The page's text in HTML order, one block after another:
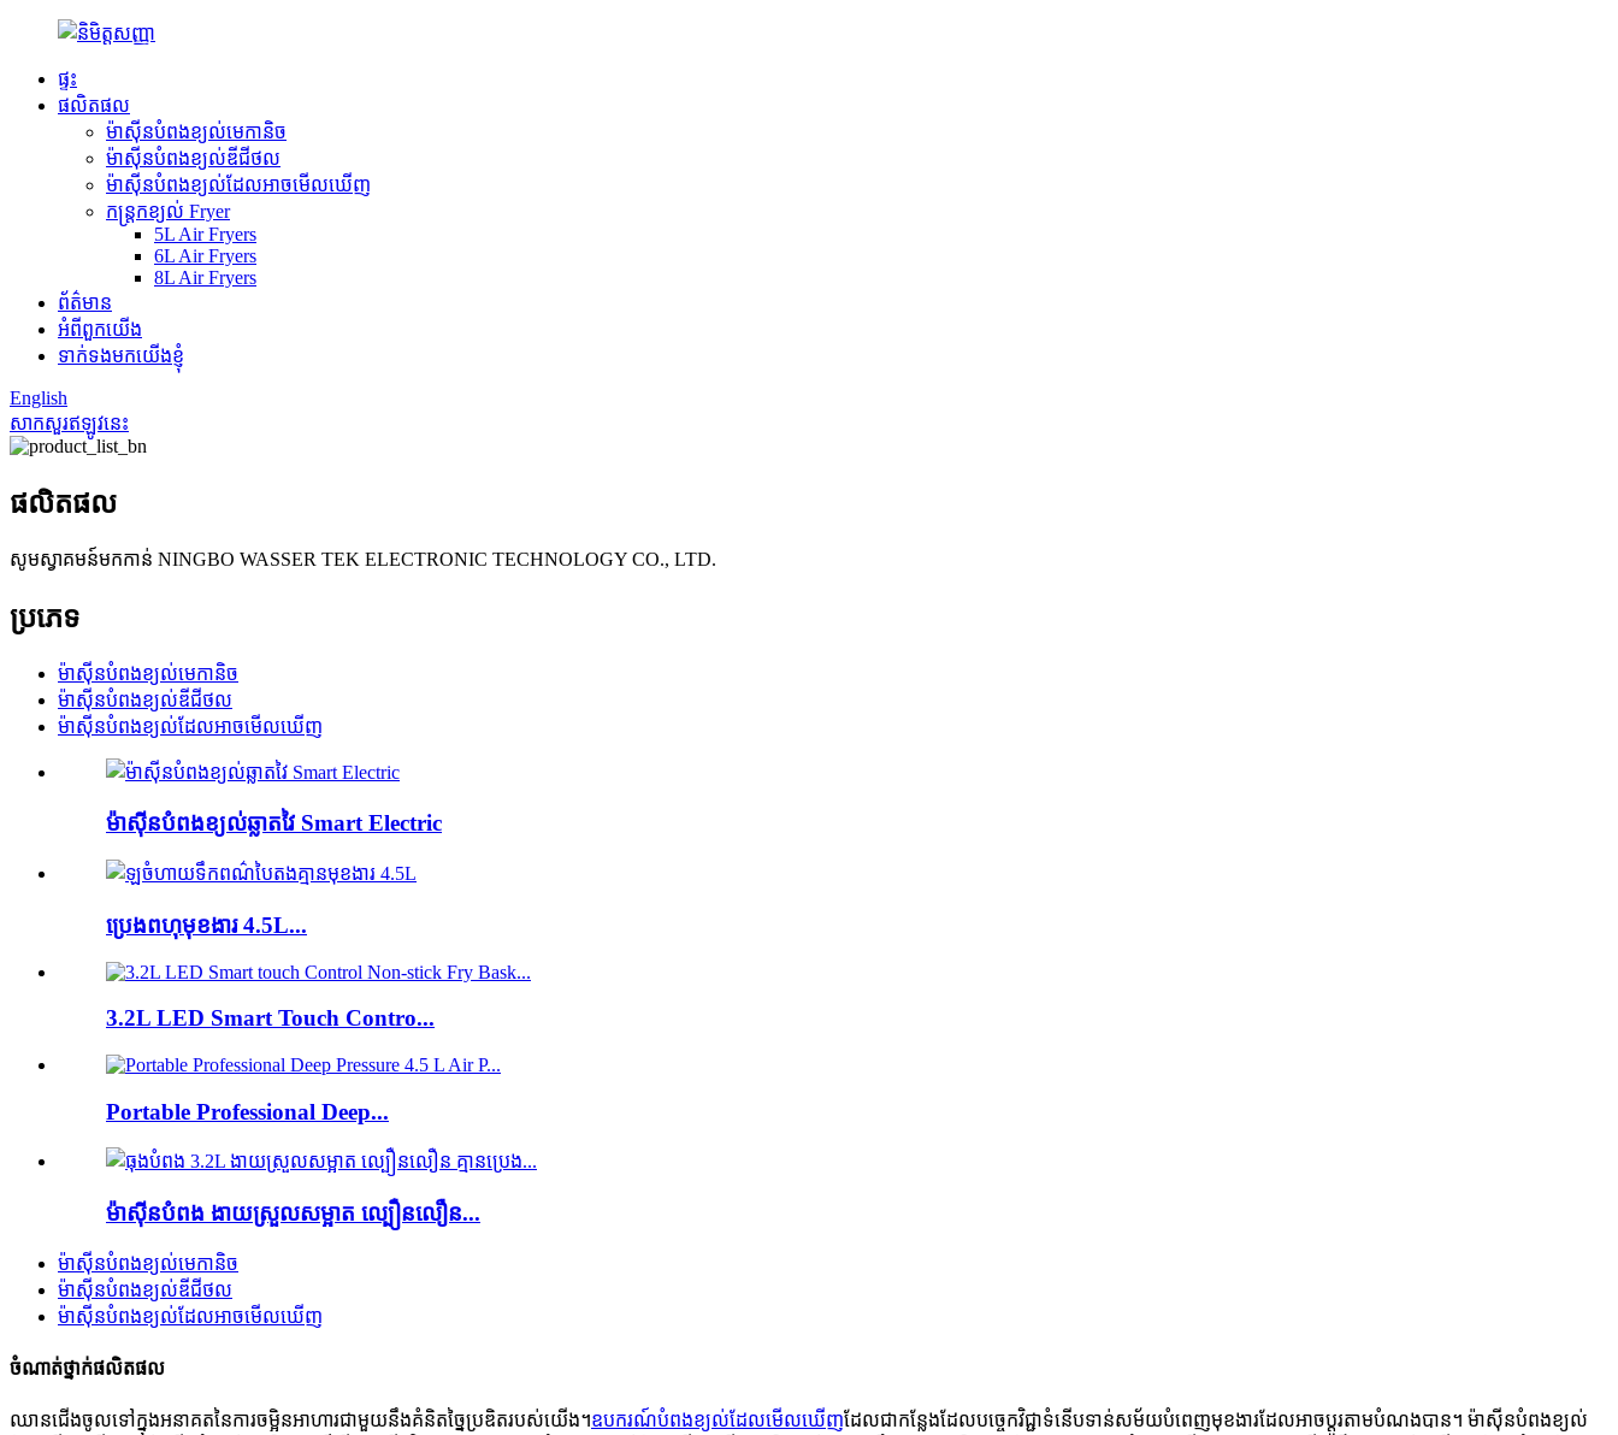
ផ្ទះ
ផលិតផល
ម៉ាស៊ីនបំពងខ្យល់មេកានិច
ម៉ាស៊ីនបំពងខ្យល់ឌីជីថល
ម៉ាស៊ីនបំពងខ្យល់ដែលអាចមើលឃើញ
កន្ត្រកខ្យល់ Fryer
5L Air Fryers
6L Air Fryers
8L Air Fryers
ព័ត៌មាន
អំពីពួកយើង
ទាក់ទងមកយើងខ្ញុំ
English
សាកសួរឥឡូវនេះ
ផលិតផល
សូមស្វាគមន៍មកកាន់ NINGBO WASSER TEK ELECTRONIC TECHNOLOGY CO., LTD.
ប្រភេទ
ម៉ាស៊ីនបំពងខ្យល់មេកានិច
ម៉ាស៊ីនបំពងខ្យល់ឌីជីថល
ម៉ាស៊ីនបំពងខ្យល់ដែលអាចមើលឃើញ
ម៉ាស៊ីនបំពងខ្យល់ឆ្លាតវៃ Smart Electric
ប្រេងពហុមុខងារ 4.5L...
3.2L LED Smart Touch Contro...
Portable Professional Deep...
ម៉ាស៊ីនបំពង ងាយស្រួលសម្អាត ល្បឿនលឿន...
ម៉ាស៊ីនបំពងខ្យល់មេកានិច
ម៉ាស៊ីនបំពងខ្យល់ឌីជីថល
ម៉ាស៊ីនបំពងខ្យល់ដែលអាចមើលឃើញ
ចំណាត់ថ្នាក់ផលិតផល
ឈានជើងចូលទៅក្នុងអនាគតនៃការចម្អិនអាហារជាមួយនឹងគំនិតច្នៃប្រឌិតរបស់យើង។ឧបករណ៍បំពងខ្យល់ដែលមើលឃើញដែលជាកន្លែងដែលបច្ចេកវិជ្ជាទំនើបទាន់សម័យបំពេញមុខងារដែលអាចប្ដូរតាមបំណងបាន។ ម៉ាស៊ីនបំពងខ្យល់